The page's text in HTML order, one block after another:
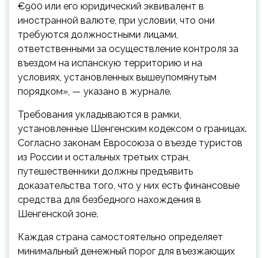
€900 или его юридический эквивалент в
иностранной валюте, при условии, что они
требуются должностными лицами,
ответственными за осуществление контроля за
въездом на испанскую территорию и на
условиях, установленных вышеупомянутым
порядком», — указано в журнале.
Требования укладываются в рамки,
установленные Шенгенским кодексом о границах.
Согласно законам Евросоюза о въезде туристов
из России и остальных третьих стран,
путешественники должны предъявить
доказательства того, что у них есть финансовые
средства для безбедного нахождения в
Шенгенской зоне.
Каждая страна самостоятельно определяет
минимальный денежный порог для въезжающих